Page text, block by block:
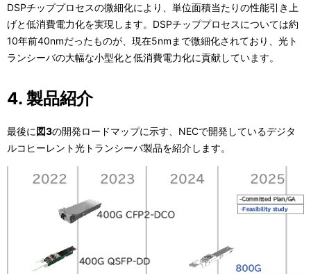
DSPチッププロセスの微細化により、単位面積当たりの性能引き上
げと低消費電力化を実現します。DSPチッププロセスについては約
10年前40nmだったものが、現在5nmまで微細化されており、光ト
ランシーバの大幅な小型化と低消費電力化に貢献しています。
4. 製品紹介
最後に図3の開発ロードマップに示す、NECで開発しているデジタ
ルコヒーレント光トランシーバ製品を紹介します。